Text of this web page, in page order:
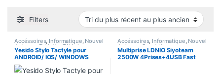
Filters
Accéssoires, Informatique, Nouvel
Arrivage ,Tablette ,Téléphones
Yesido Stylo Tactyle pour
ANDROID/ IOS/ WINDOWS
ST15 Pen Aluminium
Accéssoires, Informatique, Nouvel
Arrivage, Smart Home
Multiprise LDNIO Siyoteam
2500W 4Prises+4USB Fast